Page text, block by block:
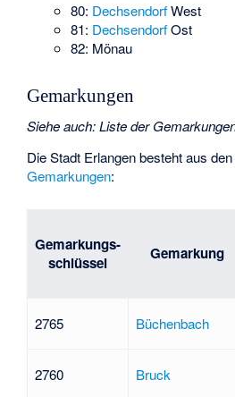
80: DechsendorfWest
81: DechsendorfOst
82: Mönau
Gemarkungen
Siehe auch:Liste der
Die Stadt Erlangen besteht aus
Gemarkungen:
Gemarkungs-
schlüssel
Gemarkung
2765 Büchenbach
2760 Bruck